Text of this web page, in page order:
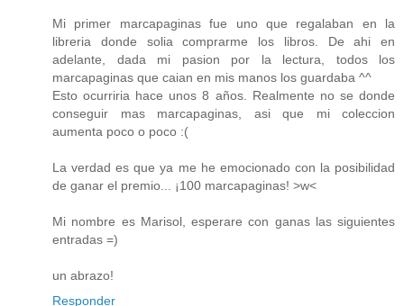
Mi primer marcapaginas fue uno que regalaban en la
libreria donde solia comprarme los libros. De ahi en
adelante, dada mi pasion por la lectura, todos los
marcapaginas que caian en mis manos los guardaba ^^
Esto ocurriria hace unos 8 años. Realmente no se donde
conseguir mas marcapaginas, asi que mi coleccion
aumenta poco o poco :(
La verdad es que ya me he emocionado con la posibilidad
de ganar el premio... ¡100 marcapaginas! >w<
Mi nombre es Marisol, esperare con ganas las siguientes
entradas =)
un abrazo!
Responder